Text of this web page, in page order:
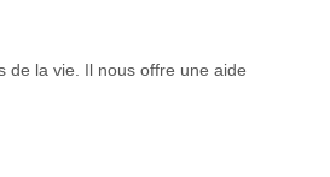
de la vie. Il nous offre une aide